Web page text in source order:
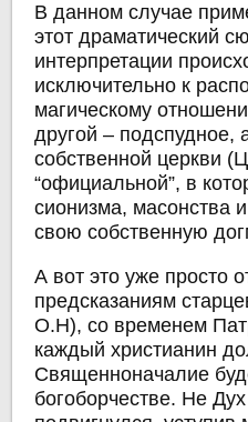
В данном случае
этот драматический
интерпретации
исключительно к
магическому
другой – подспудное,
собственной церкви
“официальной”, в
сионизма, масонства
свою собственную
А вот это уже просто
предсказаниям
О.Н), со временем
каждый христианин
Священноначалие
богоборчестве. Не